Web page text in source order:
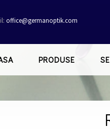
office@germanoptik.com
PRODUSE